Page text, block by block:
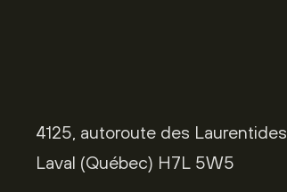
4125, autoroute des Laurentides
Laval (Québec) H7L 5W5